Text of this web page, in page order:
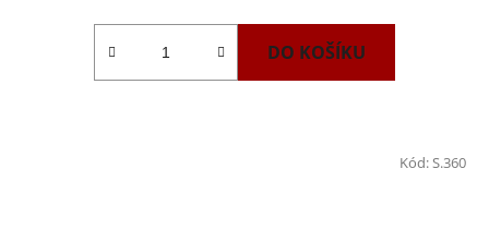
DO KOŠÍKU
Kód: S.360